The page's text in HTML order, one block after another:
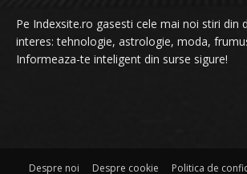
Pe Indexsite.ro gasesti cele mai noi stiri din
interes: tehnologie, astrologie, moda,
Informeaza-te inteligent din surse sigure!
Despre noi Despre cookie Politica de